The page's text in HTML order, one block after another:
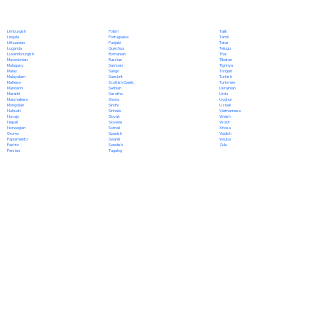
Limburgish
Lingala
Lithuanian
Luganda
Luxembourgish
Macedonian
Malagasy
Malay
Malayalam
Maltese
Mandarin
Marathi
Marshallese
Mongolian
Nahuatl
Navajo
Nepali
Norwegian
Oromo
Papiamento
Pashto
Persian
Polish
Portuguese
Punjabi
Quechua
Romanian
Russian
Samoan
Sango
Sanskrit
Scottish Gaelic
Serbian
Sesotho
Shona
Sindhi
Sinhala
Slovak
Slovene
Somali
Spanish
Swahili
Swedish
Tagalog
Tajik
Tamil
Tatar
Telugu
Thai
Tibetan
Tigrinya
Tongan
Turkish
Turkmen
Ukrainian
Urdu
Uyghur
Uzbek
Vietnamese
Welsh
Wolof
Xhosa
Yiddish
Yoruba
Zulu